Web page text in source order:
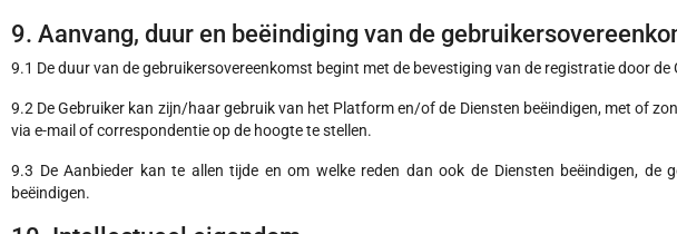
9. Aanvang, duur en beëindiging van de
9.1 De duur van de gebruikersovereenkomst begint met de bevestiging van de registratie door
9.2 De Gebruiker kan zijn/haar gebruik van het Platform en/of de Diensten beëindigen, met of
via e-mail of correspondentie op de hoogte te stellen.
9.3 De Aanbieder kan te allen tijde en om welke reden dan ook de Diensten beëindigen,
beëindigen.